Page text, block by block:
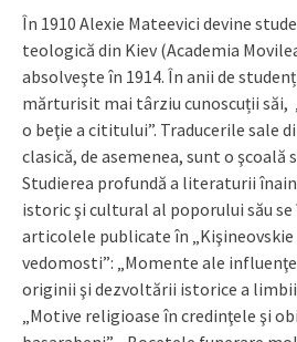
În 1910 Alexie Mateevici devine
teologică din Kiev (Academia
absolveşte în 1914. În anii de
mărturisit mai târziu cunoscuții săi,
o beţie a cititului”. Traducerile sale
clasică, de asemenea, sunt o şcoală
Studierea profundă a literaturii
istoric şi cultural al poporului său
articolele publicate în
vedomosti”: „Momente ale
originii şi dezvoltării istorice a
„Motive religioase în credinţele şi